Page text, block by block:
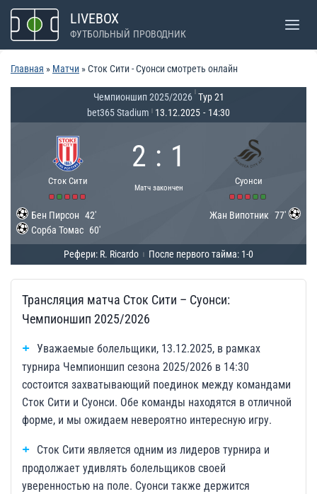
Перейти
содержимому
LIVEBOX
ФУТБОЛЬНЫЙ ПРОВОДНИК
Главная » Матчи »Сток Сити - Суонси смотреть онлайн
Чемпионшип 2025/2026 Тур 21
bet365 Stadium
13.12.2025 - 14:30
Сток Сити
2 : 1
Матч закончен
Суонси
Бен Пирсон 42'
Сорба Томас 60'
Жан Випотник 77'
Рефери: R. Ricardo После первого тайма: 1-0
Трансляция матча Сток Сити – Суонси:
Чемпионшип 2025/2026
Уважаемые болельщики, 13.12.2025, в рамках
турнира Чемпионшип сезона 2025/2026 в 14:30
состоится захватывающий поединок между командами
Сток Сити и Суонси. Обе команды находятся в отличной
форме, и мы ожидаем невероятно интересную игру.
Сток Сити является одним из лидеров турнира и
продолжает удивлять болельщиков своей
уверенностью на поле. Суонси также держится